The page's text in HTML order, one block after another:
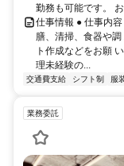
勤務も可能です。
仕事情報 ● 仕事内
膳、清掃、食器や
ト作成などをお願
理未経験の...
交通費支給 シフト制 服
業務委託